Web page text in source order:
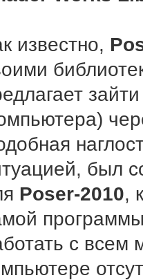
известно,
был
Poser-2010,
с